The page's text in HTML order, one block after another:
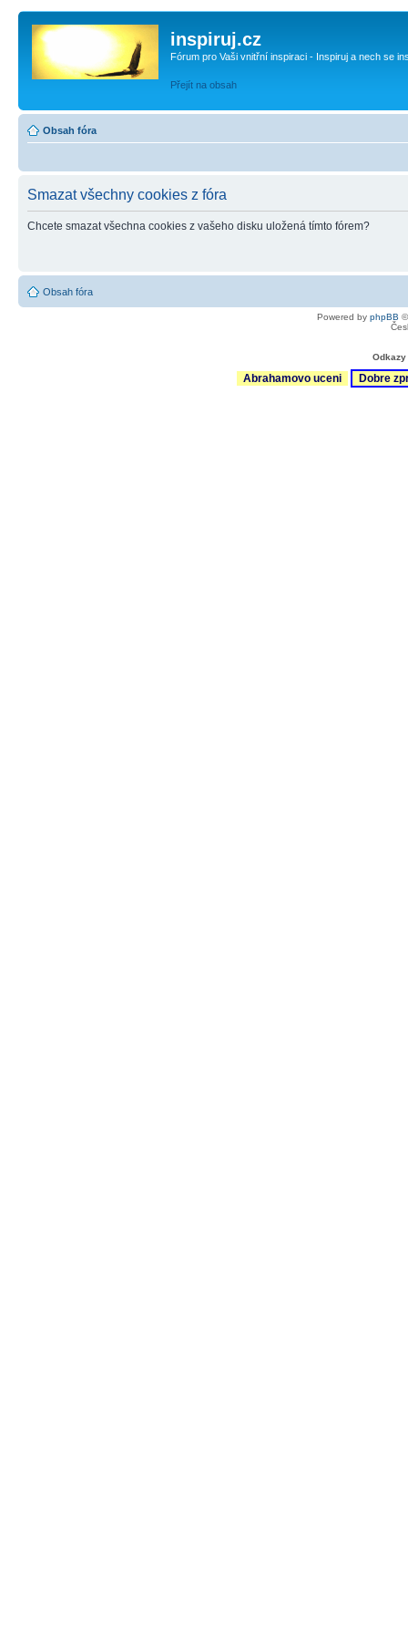
inspiruj.cz
Fórum pro Vaši vnitřní inspiraci - Inspiruj a nech se
Přejít na obsah
Obsah fóra
Smazat všechny cookies z fóra
Chcete smazat všechna cookies z vašeho disku uložená tímto fórem?
Obsah fóra
Powered by phpBB
Abrahamovo uceni Dobre